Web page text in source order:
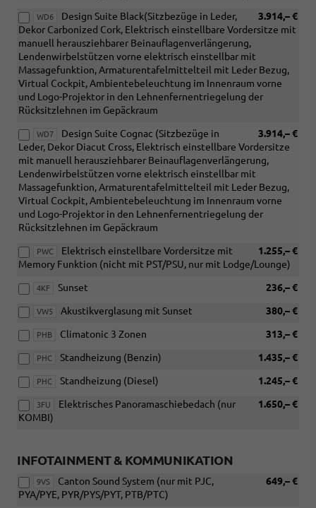
WD6 3.914,– €
Design Suite Black(Sitzbezüge in Leder,
Dekor Carbonized Cork, Elektrisch einstellbare Vordersitze mit
manuell herausziehbarer Beinauflagenverlängerung,
Lendenwirbelstützen vorne elektrisch einstellbar mit
Massagefunktion, Armaturentafelmittelteil mit Leder Bezug,
Virtual Cockpit, Ambientebeleuchtung im Innenraum vorne
und Logo-Projektor in den Lehnenfernentriegelung der
Rücksitzlehnen im Gepäckraum
WD7 3.914,– €
Design Suite Cognac (Sitzbezüge in
Leder, Dekor Diacut Cross, Elektrisch einstellbare Vordersitze
mit manuell herausziehbarer Beinauflagenverlängerung,
Lendenwirbelstützen vorne elektrisch einstellbar mit
Massagefunktion, Armaturentafelmittelteil mit Leder Bezug,
Virtual Cockpit, Ambientebeleuchtung im Innenraum vorne
und Logo-Projektor in den Lehnenfernentriegelung der
Rücksitzlehnen im Gepäckraum
PWC 1.255,– €
Elektrisch einstellbare Vordersitze mit
Memory Funktion (nicht mit PST/PSU, nur mit Lodge/Lounge)
4KF 236,– €
Sunset
VW5 380,– €
Akustikverglasung mit Sunset
PHB 313,– €
Climatonic 3 Zonen
PHC 1.435,– €
Standheizung (Benzin)
PHC 1.245,– €
Standheizung (Diesel)
3FU 1.650,– €
Elektrisches Panoramaschiebedach (nur
KOMBI)
INFOTAINMENT & KOMMUNIKATION
9VS 649,– €
Canton Sound System (nur mit PJC,
PYA/PYE, PYR/PYS/PYT, PTB/PTC)